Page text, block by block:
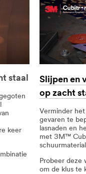
staal
keer
Slijpen en
op zacht
Verminder
gevaren te
lasnaden en
met 3M™
Probeer deze
om de klus te